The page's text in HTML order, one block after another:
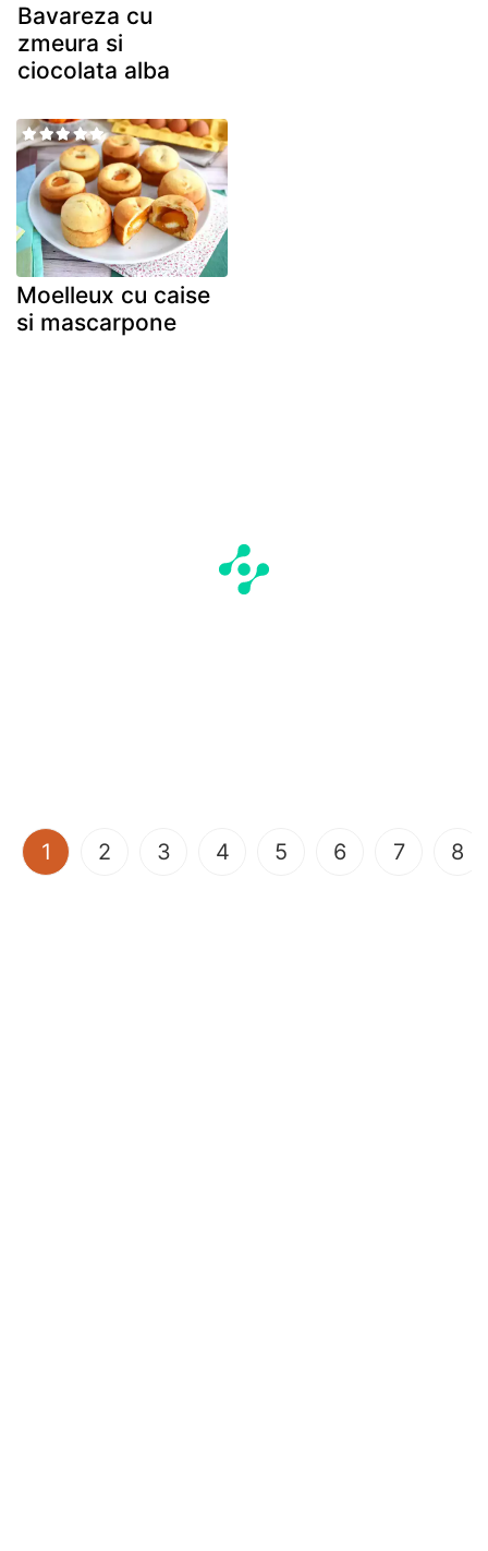
Bavareza cu
zmeura si
ciocolata alba
Moelleux cu caise
si mascarpone
1 (current)
2 3 4 5 6 7 8